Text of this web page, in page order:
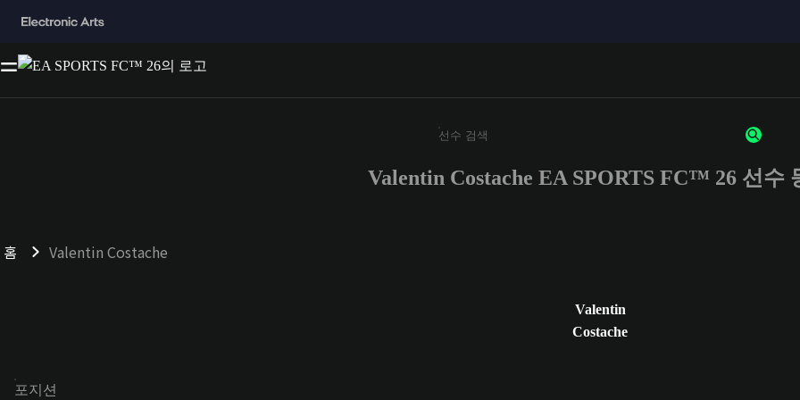
최소 3자 이상의 문자 또는 숫자를 입력하세요
Valentin Costache EA SPORTS FC™ 26 선수
홈 Valentin Costache
Valentin
Costache
포지션